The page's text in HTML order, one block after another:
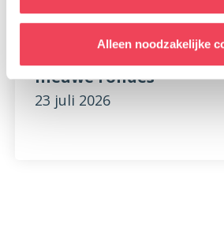
Alleen noodzakelijke
nieuwe rondes
23 juli 2026